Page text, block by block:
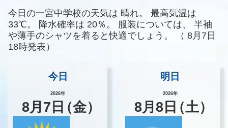
今日の一宮中学校の天気は 晴れ。
最高気温は
33℃。
降水確率は 20％。 服装については、
半袖
や薄手のシャツを着ると快適でしょう。
（ 8月7日
18時発表）
今日
2026年
8月 7 日（金）
明日
2026年
8月8 日（土）